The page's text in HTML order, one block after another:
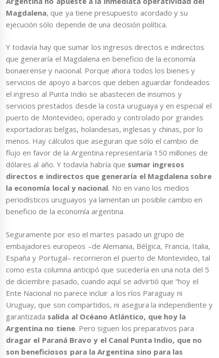
Magdalena, que ya tiene presupuesto acordado y su
ejecución sólo depende de una decisión política.
Y todavía hay que sumar los ingresos directos e indirectos
que generaría el Magdalena en beneficio de la economía
bonaerense y nacional. Porque ahora todos los bienes y
servicios de apoyo a barcos que deben aguardar fondeados
el ingreso al Punta Indio se abastecen de insumos y
servicios prestados desde la costa uruguaya y en especial el
puerto de Montevideo, operado y controlado por grandes
exportadoras belgas, holandesas, inglesas y chinas, por lo
menos. Hay cálculos que aseguran que sólo el cambio de
flujo en favor de la Argentina representaría 150 millones de
dólares al año. Y todavía habría que sumar ingresos
directos e indirectos que generaría el Magdalena sobre
la economía local y nacional. No en vano los medios
periodísticos uruguayos ya lamentan un posible cambio en
beneficio de la economía argentina.
Seguramente por eso el martes pasado un grupo de
embajadores europeos –de Alemania, Bélgica, Francia, Italia,
España y Portugal– recorrieron el puerto de Montevideo, tal
como esta columna anticipó que sucedería en una nota del 5
de diciembre pasado, cuando aquí se advirtió que “hoy el
Ente Nacional no parece incluir a los ríos Paraguay ni
Uruguay, que son compartidos, ni asegura la independiente y
garantizada salida al Océano Atlántico, que hoy la
Argentina no tiene. Pero siguen los preparativos para
dragar el Paraná Bravo y el Canal Punta Indio, que no
son beneficiosos para la Argentina sino para las